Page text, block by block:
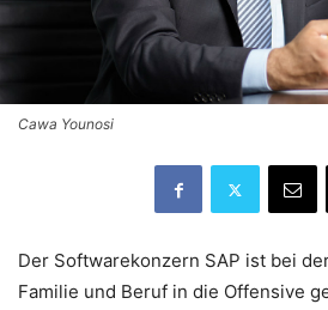
Cawa Younosi
Der Softwarekonzern SAP ist bei
Familie und Beruf in die Offensive